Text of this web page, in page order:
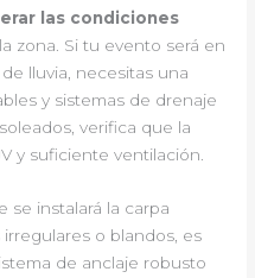
las condiciones
zona. Si tu evento será en
lluvia, necesitas una
y sistemas de drenaje
verifica que la
y suficiente ventilación.
se instalará la carpa
o blandos, es
de anclaje robusto